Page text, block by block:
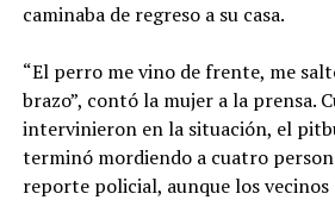
caminaba de regreso a su casa.
“El perro me vino de frente, me
brazo”, contó la mujer a la prensa.
intervinieron en la situación, el
terminó mordiendo a cuatro
reporte policial, aunque los vecinos